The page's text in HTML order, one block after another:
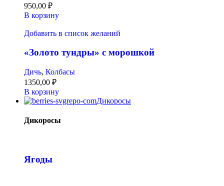
950,00 ₽
В корзину
Добавить в список желаний
«Золото тундры» с морошкой
Дичь, Колбасы
1350,00 ₽
В корзину
Дикоросы
Дикоросы
Ягоды